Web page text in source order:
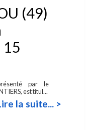
(49)
15
par le
est titul...
la suite... >